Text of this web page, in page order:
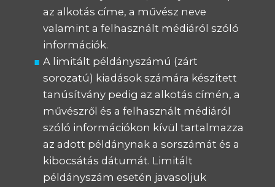
az alkotás címe, a művész neve
valamint a felhasznált médiáról szóló
információk.
A limitált példányszámú (zárt
sorozatú) kiadások számára készített
tanúsítvány pedig az alkotás címén, a
művészről és a felhasznált médiáról
szóló információkon kívül tartalmazza
az adott példánynak a sorszámát és a
kibocsátás dátumát. Limitált
példányszám esetén javasoljuk